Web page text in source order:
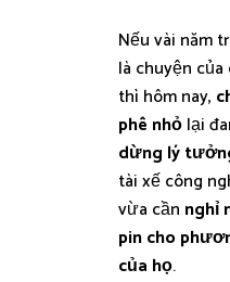
Nếu vài năm
là chuyện
thì hôm nay,
phê nhỏlại
dừng lý
tài xế công
vừa cần nghỉ
pin cho
của họ.